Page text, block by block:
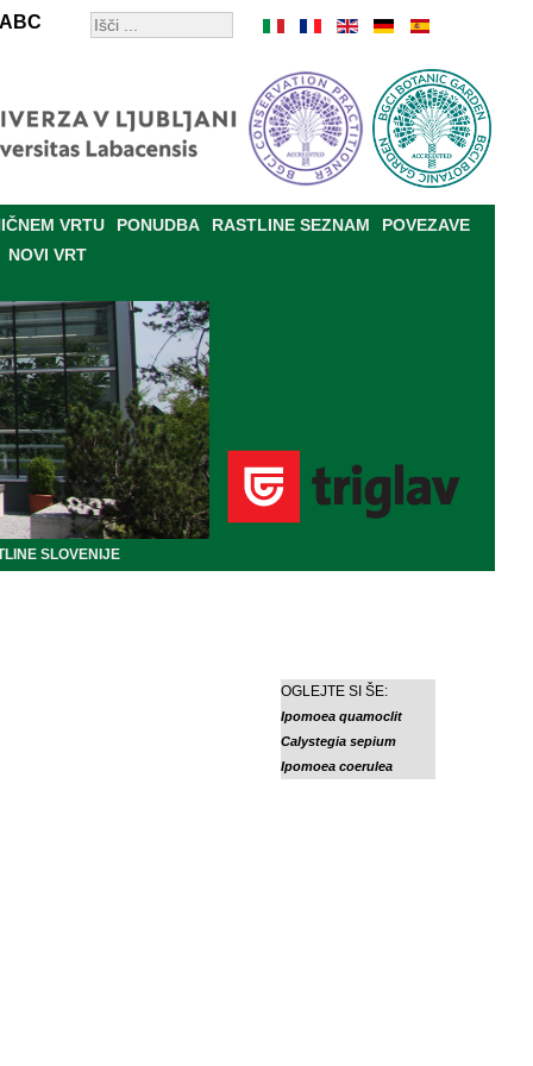
ABC
VRTU PONUDBA RASTLINE SEZNAM
POVEZAVE
NOVI VRT
SLOVENIJE
OGLEJTE SI ŠE:
Ipomoea quamoclit
Calystegia sepium
Ipomoea coerulea